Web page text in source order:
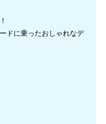
ドに乗ったおしゃれなデ